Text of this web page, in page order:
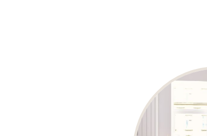
Bildergalerie überspringen